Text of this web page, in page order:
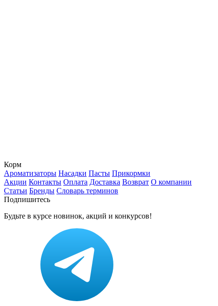
Корм
Ароматизаторы Насадки Пасты Прикормки
Акции Контакты Оплата Доставка Возврат О компании
Статьи Бренды Словарь терминов
Подпишитесь
Будьте в курсе новинок, акций и конкурсов!